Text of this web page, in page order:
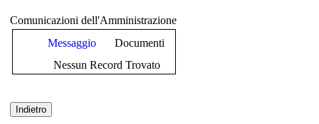
Comunicazioni dell'Amministrazione
Messaggio
Documenti
Nessun Record Trovato